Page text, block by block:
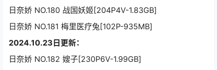
日奈娇 NO.180 战国妖姬[204P4V-1.83GB]
日奈娇 NO.181 梅里医疗兔[102P-935MB]
2024.10.23日更新：
日奈娇 NO.182 嫂子[230P6V-1.99GB]